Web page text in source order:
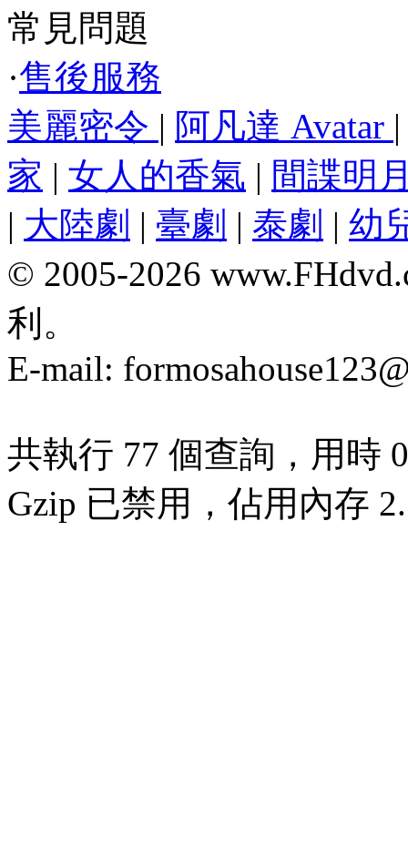
常見問題
·售後服務
美麗密令 | 阿凡達 Avatar
家 | 女人的香氣 | 間諜明
| 大陸劇 | 臺劇 | 泰劇 | 幼
© 2005-2026
利。
E-mail:
共執行 77 個查詢，用時
Gzip 已禁用，佔用內存